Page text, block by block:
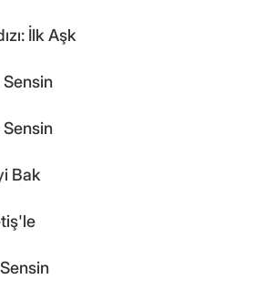
İlk Aşk
Bak